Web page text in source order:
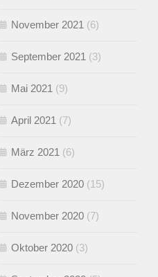
November 2021 (6)
September 2021 (3)
Mai 2021 (9)
April 2021 (7)
März 2021 (6)
Dezember 2020 (15)
November 2020 (7)
Oktober 2020 (3)